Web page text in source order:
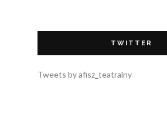
TWITTER
Tweets by afisz_teatralny